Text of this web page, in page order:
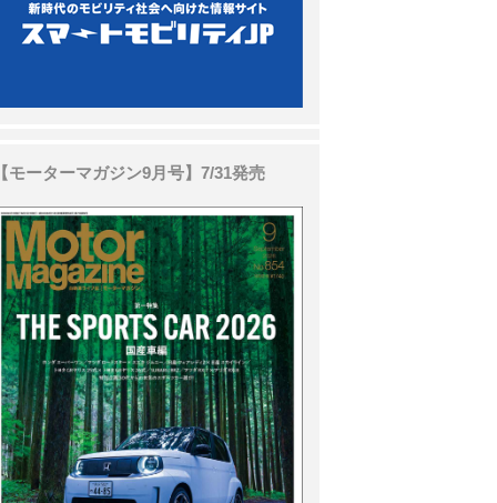
【モーターマガジン9月号】7/31発売